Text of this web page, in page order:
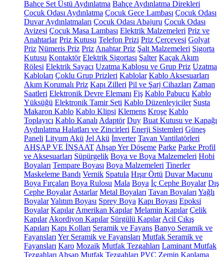
Bahçe Set Üstü Aydınlatma Bahçe Aydınlatma Direkleri
Çocuk Odası Aydınlatma Çocuk Gece Lambası Çocuk Odası
Duvar Aydınlatmaları Çocuk Odası Abajuru Çocuk Odası
Avizesi Çocuk Masa Lambası Elektrik Malzemeleri Priz ve
Anahtarlar Priz Kutusu Telefon Prizi Priz Çerçevesi Golyat
Priz Nümeris Priz Priz Anahtar Priz Şalt Malzemeleri Sigorta
Kutusu Kontaktör Elektrik Sigortası Şalter Kaçak Akım
Rölesi Elektrik Sayacı Uzatma Kablosu ve Grup Priz Uzatma
Kabloları Çoklu Grup Prizleri Kablolar Kablo Aksesuarları
Akım Korumalı Priz Kapı Zilleri Pil ve Şarj Cihazları Zaman
Saatleri Elektronik Devre Elemanı Fiş Kablo Pabucu Kablo
Yüksüğü Elektronik Tamir Seti Kablo Düzenleyiciler Susta
Makaron Kablo Kablo Klipsi Klemens Kroşe Kablo
Toplayıcı Kablo Kanalı Adaptör Duy Buat Kutusu ve Kapağı
Aydınlatma Halatları ve Zincirleri Enerji Sistemleri Güneş
Paneli Lityum Akü Jel Akü İnverter Tavan Vantilatörleri
AHŞAP VE İNŞAAT Ahşap Yer Döşeme Parke Parke Profil
ve Aksesuarları Süpürgelik Boya ve Boya Malzemeleri Hobi
Boyaları Tempare Boyası Boya Malzemeleri Tinerler
Maskeleme Bandı Vernik Spatula Hışır Örtü Duvar Macunu
Boya Fırçaları Boya Rulosu Mala Boya İç Cephe Boyalar Dış
Cephe Boyalar Astarlar Metal Boyaları Tavan Boyaları Yağlı
BoyalarYalıtım Boyası Sprey Boya Kapı Boyası Epoksi
Boyalar Kapılar Amerikan Kapılar Melamin Kapılar Çelik
Kapılar Akordiyon Kapılar Sürgülü Kapılar Acil Çıkış
Kapıları Kapı Kolları Seramik ve Fayans Banyo Seramik ve
Fayansları Yer Seramik ve Fayansları Mutfak Seramik ve
Fayansları Karo Mozaik Mutfak Tezgahları Laminant Mutfak
Tezgahları Ahşap Mutfak Tezgahları PVC Zemin Kaplama